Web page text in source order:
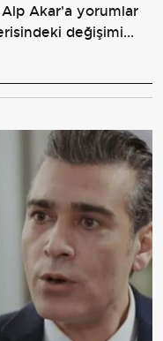
Alp Akar'a yorumlar
değişimi...